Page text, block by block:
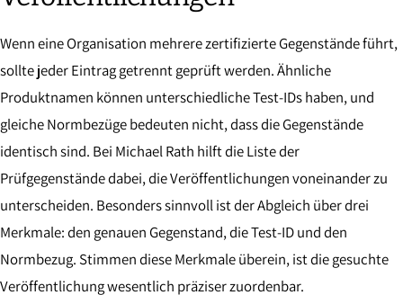
Wenn eine Organisation mehrere zertifizierte Gegenstände führt,
sollte jeder Eintrag getrennt geprüft werden. Ähnliche
Produktnamen können unterschiedliche Test-IDs haben, und
gleiche Normbezüge bedeuten nicht, dass die Gegenstände
identisch sind. Bei Michael Rath hilft die Liste der
Prüfgegenstände dabei, die Veröffentlichungen voneinander zu
unterscheiden. Besonders sinnvoll ist der Abgleich über drei
Merkmale: den genauen Gegenstand, die Test-ID und den
Normbezug. Stimmen diese Merkmale überein, ist die gesuchte
Veröffentlichung wesentlich präziser zuordenbar.